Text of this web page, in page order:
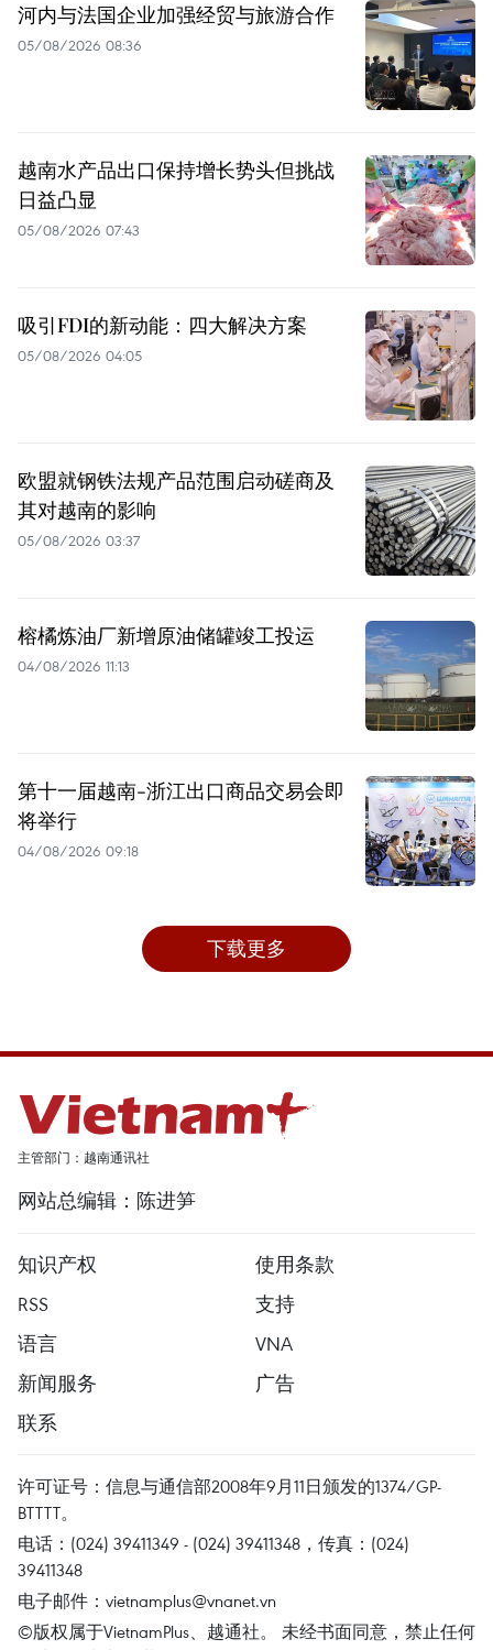
河内与法国企业加强经贸与旅游合作
05/08/2026 08:36
越南水产品出口保持增长势头但挑战
日益凸显
05/08/2026 07:43
吸引FDI的新动能：四大解决方案
05/08/2026 04:05
欧盟就钢铁法规产品范围启动磋商及
其对越南的影响
05/08/2026 03:37
榕橘炼油厂新增原油储罐竣工投运
04/08/2026 11:13
第十一届越南-浙江出口商品交易会即
将举行
04/08/2026 09:18
下载更多
主管部门：越南通讯社
网站总编辑：陈进笋
知识产权
使用条款
RSS
支持
语言
VNA
新闻服务
广告
联系
许可证号：信息与通信部2008年9月11日颁发的1374/GP-
BTTTT。
电话：(024) 39411349 - (024) 39411348，传真：(024)
39411348
电子邮件： vietnamplus@vnanet.vn
©版权属于VietnamPlus、越通社。 未经书面同意，禁止任何